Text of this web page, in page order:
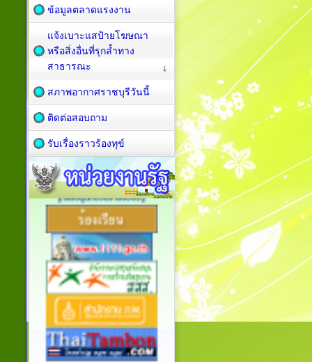
ข้อมูลตลาดแรงงาน
แจ้งเบาะแสป้ายโฆษณา
หรือสิ่งอื่นที่รุกล้ำทาง
สาธารณะ
สภาพอากาศราชบุรีวันนี้
ติดต่อสอบถาม
รับเรื่องราวร้องทุข์